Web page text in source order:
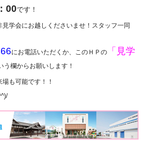
00です！
学会にお越しくださいませ！スタッフ一同
にお電話いただくか、このＨＰの
「見学
う欄からお願いします！
も可能です！！